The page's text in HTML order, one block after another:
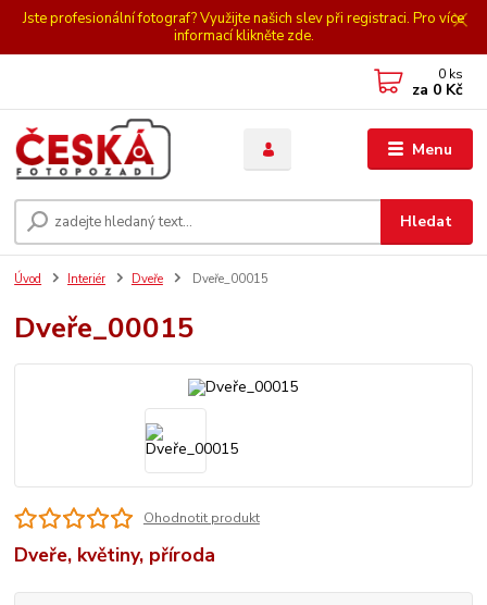
Jste profesionální fotograf? Využijte našich slev při registraci. Pro více
informací klikněte zde.
Menu
Hledat
0 ks
za 0 Kč
Úvod Interiér Dveře Dveře_00015
Dveře_00015
Ohodnotit produkt
Dveře, květiny, příroda